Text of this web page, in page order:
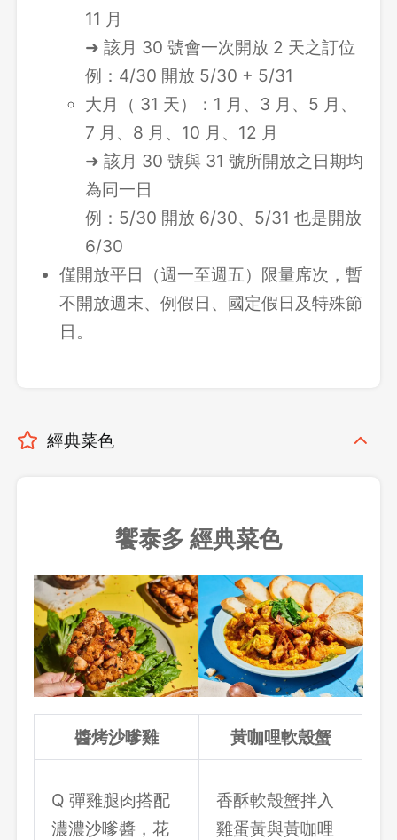
11 月
➜ 該月 30 號會一次開放 2 天之訂位
例：4/30 開放 5/30 + 5/31
大月（ 31 天）：1 月、3 月、5 月、
7 月、8 月、10 月、12 月
➜ 該月 30 號與 31 號所開放之日期均
為同一日
例：5/30 開放 6/30、5/31 也是開放
6/30
僅開放平日（週一至週五）限量席次，暫
不開放週末、例假日、國定假日及特殊節
日。
經典菜色
饗泰多 經典菜色
醬烤沙嗲雞 黃咖哩軟殼蟹
Q 彈雞腿肉搭配
濃濃沙嗲醬，花
香酥軟殼蟹拌入
雞蛋黃與黃咖哩